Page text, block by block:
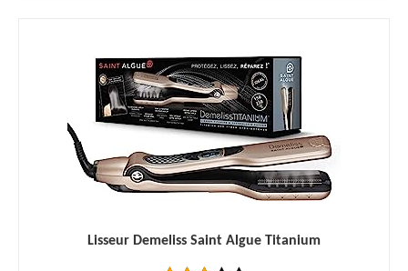
Lisseur Demeliss Saint Algue Titanium